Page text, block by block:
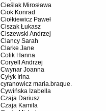
Cieślak Mirosława
Ciok Konrad
Ciołkiewicz Paweł
Ciszak Łukasz
Ciszewski Andrzej
Clancy Sarah
Clarke Jane
Colik Hanna
Coryell Andrzej
Cwynar Joanna
Cyłyk Irina
cyranowicz maria.braque.
Cywińska Izabella
Czaja Dariusz
Czaja Kamila